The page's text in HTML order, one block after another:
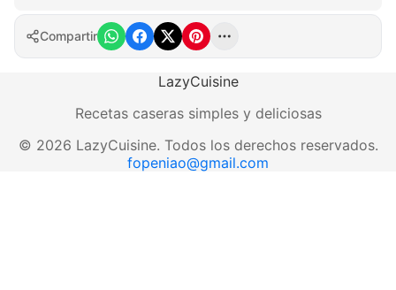
Compartir
LazyCuisine
Recetas caseras simples y deliciosas
© 2026 LazyCuisine. Todos los derechos reservados.
fopeniao@gmail.com